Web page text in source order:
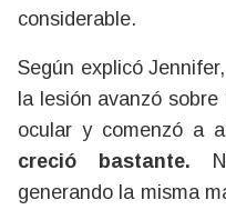
considerable.
Según explicó
la lesión avanzó
ocular y comenzó a
creció bastante.
generando la misma